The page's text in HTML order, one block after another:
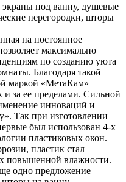
под ванну, душевые
перегородки, шторы
на постоянное
максимально
по созданию уюта
Благодаря такой
маркой «МетаКам»
и за ее пределами. Сильной
инноваций и
Так при изготовлении
был использован 4-х
пластиковых окон.
пластик стал
повышенной влажности.
одно предложение